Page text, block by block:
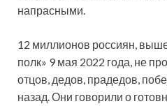
напрасными.
12 миллионов россиян,
полк» 9 мая 2022 года, не
отцов, дедов, прадедов,
назад. Они говорили о